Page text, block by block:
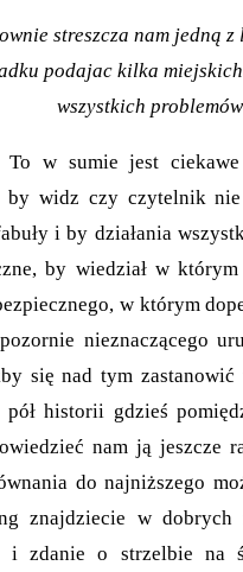
streszcza nam jedną
podajac kilka
wszystkich problemów
To w sumie jest
by widz czy czytelnik nie
i by działania
by wiedział w którym
w którym
nieznaczącego
się nad tym
pół historii gdzieś
nam ją jeszcze
do najniższego
znajdziecie w
i zdanie o strzelbie na